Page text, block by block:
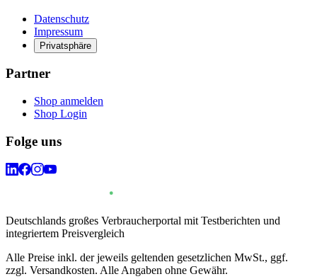
Datenschutz
Impressum
Privatsphäre
Partner
Shop anmelden
Shop Login
Folge uns
Deutschlands großes Verbraucherportal mit Testberichten und
integriertem Preisvergleich
Alle Preise inkl. der jeweils geltenden gesetzlichen MwSt., ggf.
zzgl. Versandkosten. Alle Angaben ohne Gewähr.